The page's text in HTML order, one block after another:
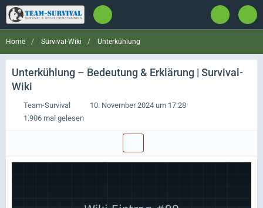
Home Survival-Wiki Unterkühlung
Unterkühlung – Bedeutung & Erklärung | Survival-
Wiki
Team-Survival
10. November 2024 um 17:28
1.906 mal gelesen